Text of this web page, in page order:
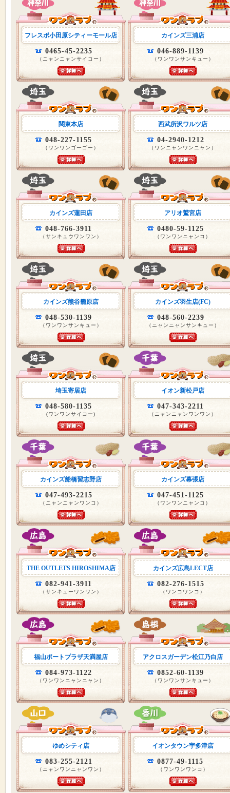
フレスポ小田原シティーモール店
0465-45-2235
（ニャンニャンサイコー）
カインズ三浦店
046-889-1139
（ワンワンサンキュー）
関東本店
048-227-1155
（ワンワンゴーゴー）
西武所沢ワルツ店
04-2940-1212
（ワンニャンワンニャン）
カインズ蓮田店
048-766-3911
（サンキュウワンワン）
アリオ鷲宮店
0480-59-1125
（ワンワンニャンコ）
カインズ熊谷籠原店
048-530-1139
（ワンワンサンキュー）
カインズ羽生店(FC)
048-560-2239
（ニャンニャンサンキュー）
埼玉寄居店
048-580-1135
(ワンワンサイコー)
イオン新松戸店
047-343-2211
（ニャンニャンワンワン）
カインズ船橋習志野店
047-493-2215
（ニャンニャンワンコ）
カインズ幕張店
047-451-1125
（ワンワンニャンコ）
THE OUTLETS HIROSHIMA店
082-941-3911
（サンキューワンワン）
カインズ広島LECT店
082-276-1515
（ワンコワンコ）
福山ポートプラザ天満屋店
084-973-1122
（ワンワンニャンニャン）
アクロスガーデン松江乃白店
0852-60-1139
（ワンワンサンキュー）
ゆめシティ店
083-255-2121
（ニャンワンニャンワン）
イオンタウン宇多津店
0877-49-1115
（ワンワンワンコ）